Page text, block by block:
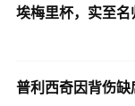
埃梅里杯，实至名
普利西奇因背伤